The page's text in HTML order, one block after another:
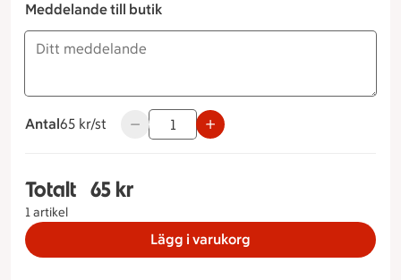
Meddelande till butik
Antal
65 kronor styck
65 kr/st Använd knapparna för att minska eller
Totalt
1 artikel
Totalt 1 stycken Baguette med skagenröra
65 kr
Lägg i varukorg